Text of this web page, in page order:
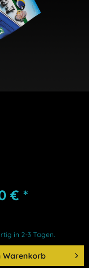
€ *
in 2-3 Tagen.
Warenkorb